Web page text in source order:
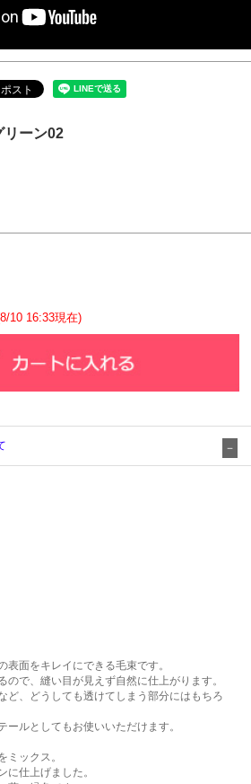
リーン02
10 16:33現在)
表面をキレイにできる毛束です。
ので、縫い目が見えず自然に仕上がります。
ど、どうしても透けてしまう部分にはもちろ
ールとしてもお使いいただけます。
ミックス。
に仕上げました。